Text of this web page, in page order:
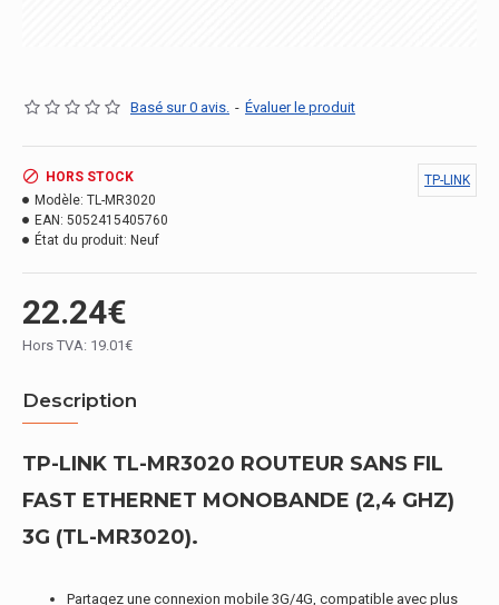
Basé sur 0 avis. - Évaluer le produit
22.24€
Hors TVA: 19.01€
HORS STOCK
Modèle: TL-MR3020
EAN: 5052415405760
État du produit: Neuf
TP-LINK
Description
TP-LINK TL-MR3020 ROUTEUR SANS FIL
FAST ETHERNET MONOBANDE (2,4 GHZ)
3G (TL-MR3020).
Partagez une connexion mobile 3G/4G, compatible avec plus